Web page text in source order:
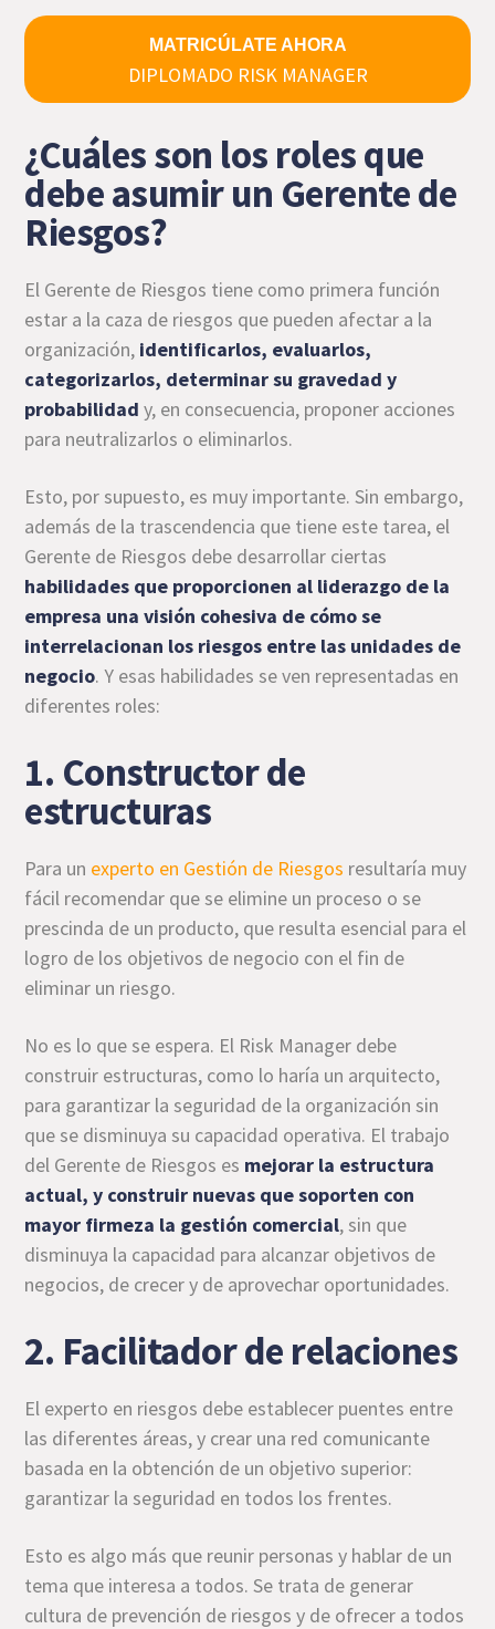
MATRICÚLATE AHORA
DIPLOMADO RISK MANAGER
¿Cuáles son los roles que
debe asumir un Gerente de
Riesgos?
El Gerente de Riesgos tiene como primera función
estar a la caza de riesgos que pueden afectar a la
organización, identificarlos, evaluarlos,
categorizarlos, determinar su gravedad y
probabilidad y, en consecuencia, proponer acciones
para neutralizarlos o eliminarlos.
Esto, por supuesto, es muy importante. Sin embargo,
además de la trascendencia que tiene este tarea, el
Gerente de Riesgos debe desarrollar ciertas
habilidades que proporcionen al liderazgo de la
empresa una visión cohesiva de cómo se
interrelacionan los riesgos entre las unidades de
negocio. Y esas habilidades se ven representadas en
diferentes roles:
1. Constructor de
estructuras
Para un experto en Gestión de Riesgos resultaría muy
fácil recomendar que se elimine un proceso o se
prescinda de un producto, que resulta esencial para el
logro de los objetivos de negocio con el fin de
eliminar un riesgo.
No es lo que se espera. El Risk Manager debe
construir estructuras, como lo haría un arquitecto,
para garantizar la seguridad de la organización sin
que se disminuya su capacidad operativa. El trabajo
del Gerente de Riesgos es mejorar la estructura
actual, y construir nuevas que soporten con
mayor firmeza la gestión comercial, sin que
disminuya la capacidad para alcanzar objetivos de
negocios, de crecer y de aprovechar oportunidades.
2. Facilitador de relaciones
El experto en riesgos debe establecer puentes entre
las diferentes áreas, y crear una red comunicante
basada en la obtención de un objetivo superior:
garantizar la seguridad en todos los frentes.
Esto es algo más que reunir personas y hablar de un
tema que interesa a todos. Se trata de generar
cultura de prevención de riesgos y de ofrecer a todos